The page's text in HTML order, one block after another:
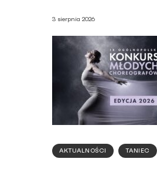
3 sierpnia 2026
AKTUALNOŚCI TANIEC